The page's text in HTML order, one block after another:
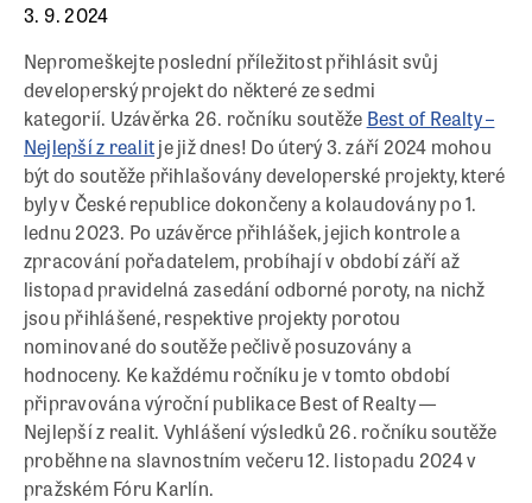
3. 9. 2024
Nepromeškejte poslední příležitost přihlásit svůj
developerský projekt do některé ze sedmi
kategorií. Uzávěrka 26. ročníku soutěže Best of Realty –
Nejlepší z realitje již dnes! Do úterý 3. září 2024 mohou
být do soutěže přihlašovány developerské projekty, které
byly v České republice dokončeny a kolaudovány po 1.
lednu 2023. Po uzávěrce přihlášek, jejich kontrole a
zpracování pořadatelem, probíhají v období září až
listopad pravidelná zasedání odborné poroty, na nichž
jsou přihlášené, respektive projekty porotou
nominované do soutěže pečlivě posuzovány a
hodnoceny. Ke každému ročníku je v tomto období
připravována výroční publikace Best of Realty —
Nejlepší z realit. Vyhlášení výsledků 26. ročníku soutěže
proběhne na slavnostním večeru 12. listopadu 2024 v
pražském Fóru Karlín.